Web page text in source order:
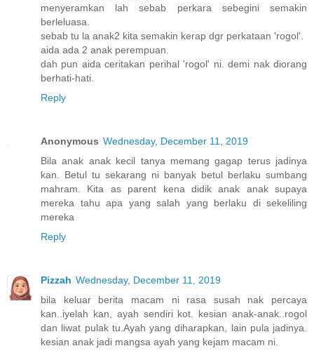
menyeramkan lah sebab perkara sebegini semakin
berleluasa.
sebab tu la anak2 kita semakin kerap dgr perkataan 'rogol'.
aida ada 2 anak perempuan.
dah pun aida ceritakan perihal 'rogol' ni. demi nak diorang
berhati-hati.
Reply
Anonymous Wednesday, December 11, 2019
Bila anak anak kecil tanya memang gagap terus jadinya
kan. Betul tu sekarang ni banyak betul berlaku sumbang
mahram. Kita as parent kena didik anak anak supaya
mereka tahu apa yang salah yang berlaku di sekeliling
mereka
Reply
Pizzah Wednesday, December 11, 2019
bila keluar berita macam ni rasa susah nak percaya
kan..iyelah kan, ayah sendiri kot. kesian anak-anak..rogol
dan liwat pulak tu.Ayah yang diharapkan, lain pula jadinya.
kesian anak jadi mangsa ayah yang kejam macam ni.